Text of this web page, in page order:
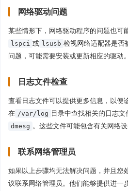
网络驱动问题
某些情形下，网络驱动程序的问题也可
lspci 或 lsusb 检视网络适配器是否
问题，可能需要安装或更新相应的驱动。
日志文件检查
查看日志文件可以提供更多信息，以便
在 /var/log 目录中查找相关的日志文
dmesg 。这些文件可能包含有关网络
联系网络管理员
如果以上步骤均无法解决问题，并且您
议联系网络管理员。他们能够提供进一